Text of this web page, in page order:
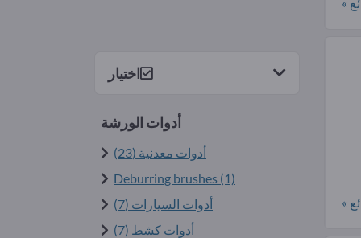
اختيار
أدوات الورشة
أدوات معدنية (23)
Deburring brushes (1)
أدوات السيارات (7)
أدوات كشط (7)
»